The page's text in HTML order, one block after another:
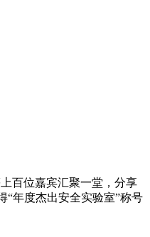
百位嘉宾汇聚一堂，分享
“年度杰出安全实验室”称号